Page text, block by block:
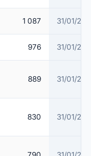
1 087 31/01/
976 31/01/
889 31/01/
830 31/01/